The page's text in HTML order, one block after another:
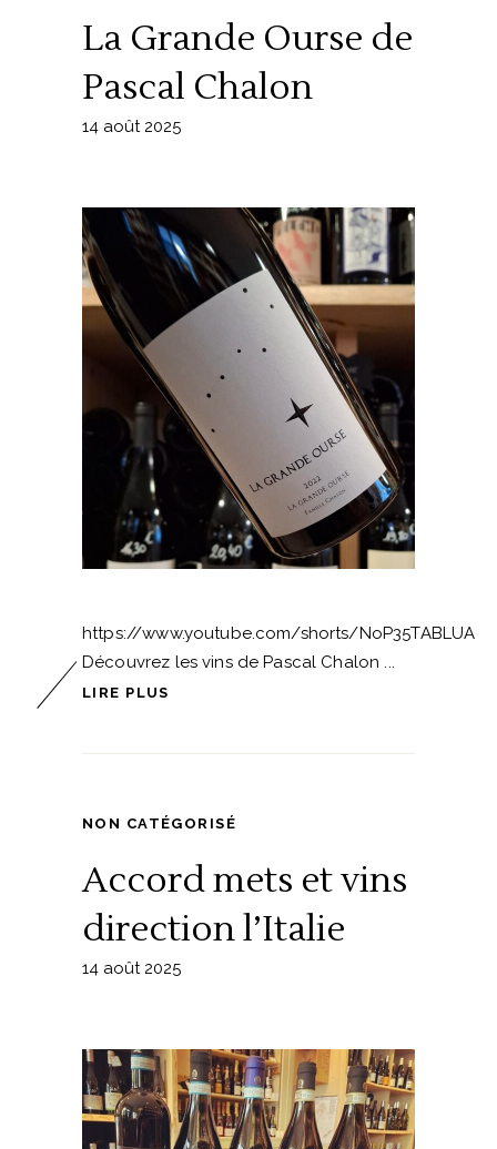
La Grande Ourse de
Pascal Chalon
14 août 2025
https://www.youtube.com/shorts/NoP35TABLUA
Découvrez les vins de Pascal Chalon
LIRE PLUS
NON CATÉGORISÉ
Accord mets et vins
direction l’Italie
14 août 2025